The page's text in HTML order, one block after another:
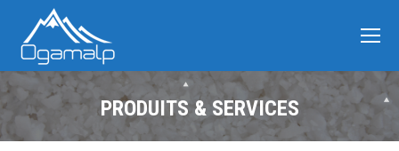
PRODUITS & SERVICES